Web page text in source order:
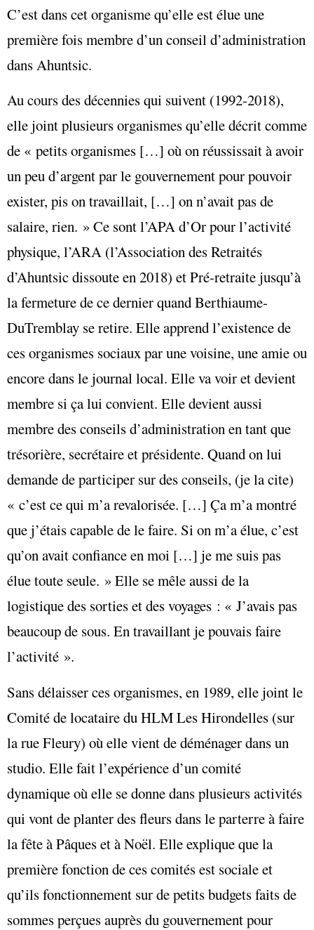
C’est dans cet organisme qu’elle est élue une
première fois membre d’un conseil d’administration
dans Ahuntsic.
Au cours des décennies qui suivent (1992-2018),
elle joint plusieurs organismes qu’elle décrit comme
de « petits organismes […] où on réussissait à avoir
un peu d’argent par le gouvernement pour pouvoir
exister, pis on travaillait, […] on n’avait pas de
salaire, rien. » Ce sont l’APA d’Or pour l’activité
physique, l’ARA (l’Association des Retraités
d’Ahuntsic dissoute en 2018) et Pré-retraite jusqu’à
la fermeture de ce dernier quand Berthiaume-
DuTremblay se retire. Elle apprend l’existence de
ces organismes sociaux par une voisine, une amie ou
encore dans le journal local. Elle va voir et devient
membre si ça lui convient. Elle devient aussi
membre des conseils d’administration en tant que
trésorière, secrétaire et présidente. Quand on lui
demande de participer sur des conseils, (je la cite)
« c’est ce qui m’a revalorisée. […] Ça m’a montré
que j’étais capable de le faire. Si on m’a élue, c’est
qu’on avait confiance en moi […] je me suis pas
élue toute seule. » Elle se mêle aussi de la
logistique des sorties et des voyages : « J’avais pas
beaucoup de sous. En travaillant je pouvais faire
l’activité ».
Sans délaisser ces organismes, en 1989, elle joint le
Comité de locataire du HLM Les Hirondelles (sur
la rue Fleury) où elle vient de déménager dans un
studio. Elle fait l’expérience d’un comité
dynamique où elle se donne dans plusieurs activités
qui vont de planter des fleurs dans le parterre à faire
la fête à Pâques et à Noël. Elle explique que la
première fonction de ces comités est sociale et
qu’ils fonctionnement sur de petits budgets faits de
sommes perçues auprès du gouvernement pour